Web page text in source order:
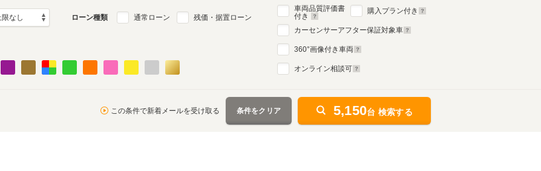
ローン種類 通常ローン 残価・据置ローン
車両品質評価書
付き
購入プラン付き
カーセンサーアフター保証対象車
360°画像付き車両
オンライン相談可
この条件で新着メールを受け取る 条件をクリア 5,150台 検索する